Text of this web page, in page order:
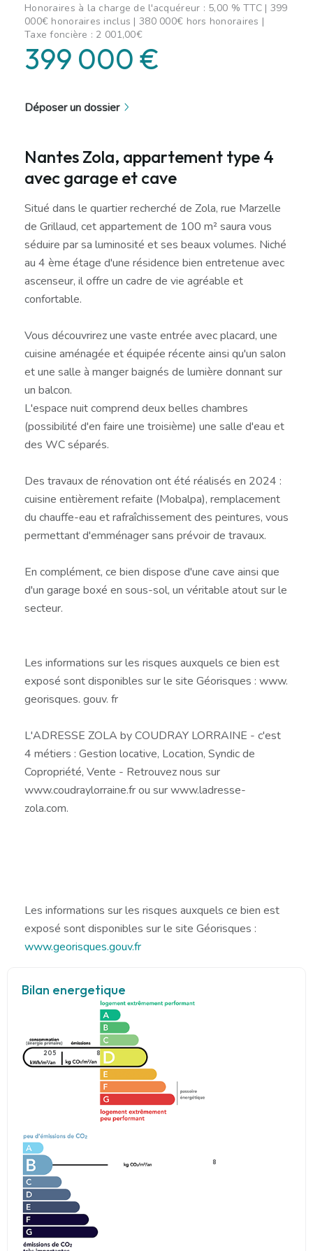
Honoraires à la charge de l'acquéreur : 5,00 % TTC | 399
000€ honoraires inclus | 380 000€ hors honoraires |
Taxe foncière : 2 001,00€
399 000 €
Déposer un dossier
Nantes Zola, appartement type 4
avec garage et cave
Situé dans le quartier recherché de Zola, rue Marzelle
de Grillaud, cet appartement de 100 m² saura vous
séduire par sa luminosité et ses beaux volumes. Niché
au 4 ème étage d'une résidence bien entretenue avec
ascenseur, il offre un cadre de vie agréable et
confortable.
Vous découvrirez une vaste entrée avec placard, une
cuisine aménagée et équipée récente ainsi qu'un salon
et une salle à manger baignés de lumière donnant sur
un balcon.
L'espace nuit comprend deux belles chambres
(possibilité d'en faire une troisième) une salle d'eau et
des WC séparés.
Des travaux de rénovation ont été réalisés en 2024 :
cuisine entièrement refaite (Mobalpa), remplacement
du chauffe-eau et rafraîchissement des peintures, vous
permettant d'emménager sans prévoir de travaux.
En complément, ce bien dispose d'une cave ainsi que
d'un garage boxé en sous-sol, un véritable atout sur le
secteur.
Les informations sur les risques auxquels ce bien est
exposé sont disponibles sur le site Géorisques : www.
georisques. gouv. fr
L'ADRESSE ZOLA by COUDRAY LORRAINE - c'est
4 métiers : Gestion locative, Location, Syndic de
Copropriété, Vente - Retrouvez nous sur
www.coudraylorraine.fr ou sur www.ladresse-
zola.com.
Les informations sur les risques auxquels ce bien est
exposé sont disponibles sur le site Géorisques :
www.georisques.gouv.fr
Bilan energetique
205 8
8